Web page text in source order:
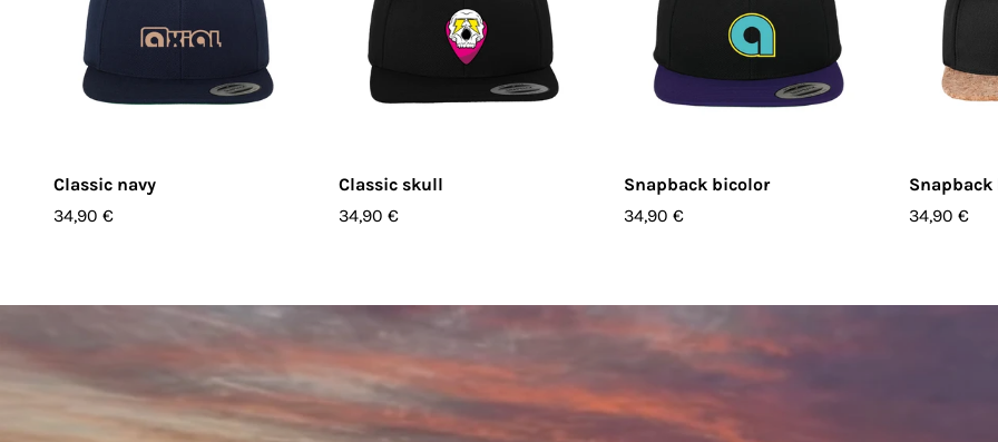
Classic navy
34,90 €
CHOISIR LES OPTIONS
Classic skull
34,90 €
CHOISIR LES OPTIONS
Snapback bicolor
34,90 €
CHOISIR LES OPTIONS
Snapback
34,90 €